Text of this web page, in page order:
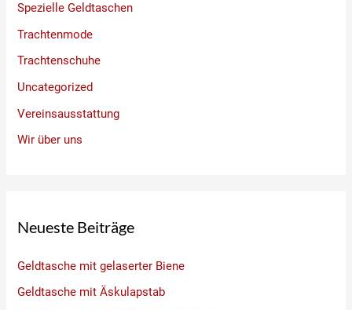
Spezielle Geldtaschen
Trachtenmode
Trachtenschuhe
Uncategorized
Vereinsausstattung
Wir über uns
Neueste Beiträge
Geldtasche mit gelaserter Biene
Geldtasche mit Äskulapstab